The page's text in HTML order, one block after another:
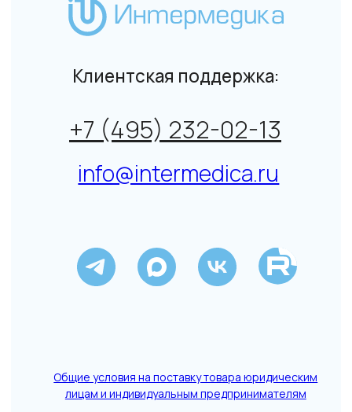
© Интермедика 1999–2026
Данный сайт не является СМИ. Представленная
информация не является публичной офертой.Подробнее